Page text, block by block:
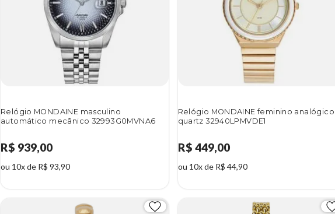
Relógio MONDAINE masculino
automático mecânico 32993G0MVNA6
R$ 939,00
ou 10x de R$ 93,90
Relógio MONDAINE feminino analógico
quartz 32940LPMVDE1
R$ 449,00
ou 10x de R$ 44,90